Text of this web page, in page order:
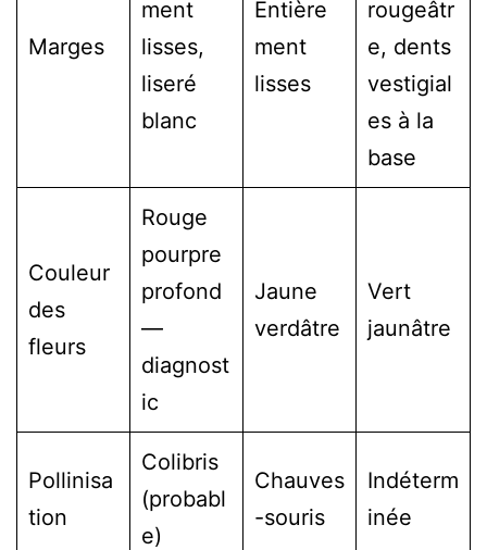
Marges
ment
lisses,
liseré
blanc
Entière
ment
lisses
rougeâtr
e, dents
vestigial
es à la
base
Couleur
des
fleurs
Rouge
pourpre
profond
—
diagnost
ic
Jaune
verdâtre
Vert
jaunâtre
Pollinisa
tion
Colibris
(probabl
e)
Chauves
-souris
Indéterm
inée